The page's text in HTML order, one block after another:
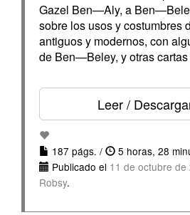
Gazel Ben—Aly, a
sobre los usos y costumbres
antiguos y modernos, con
de Ben—Beley, y otras
Leer /
187 págs. / 5 horas, 28
Publicado el 11 de octubre de
Robsy.